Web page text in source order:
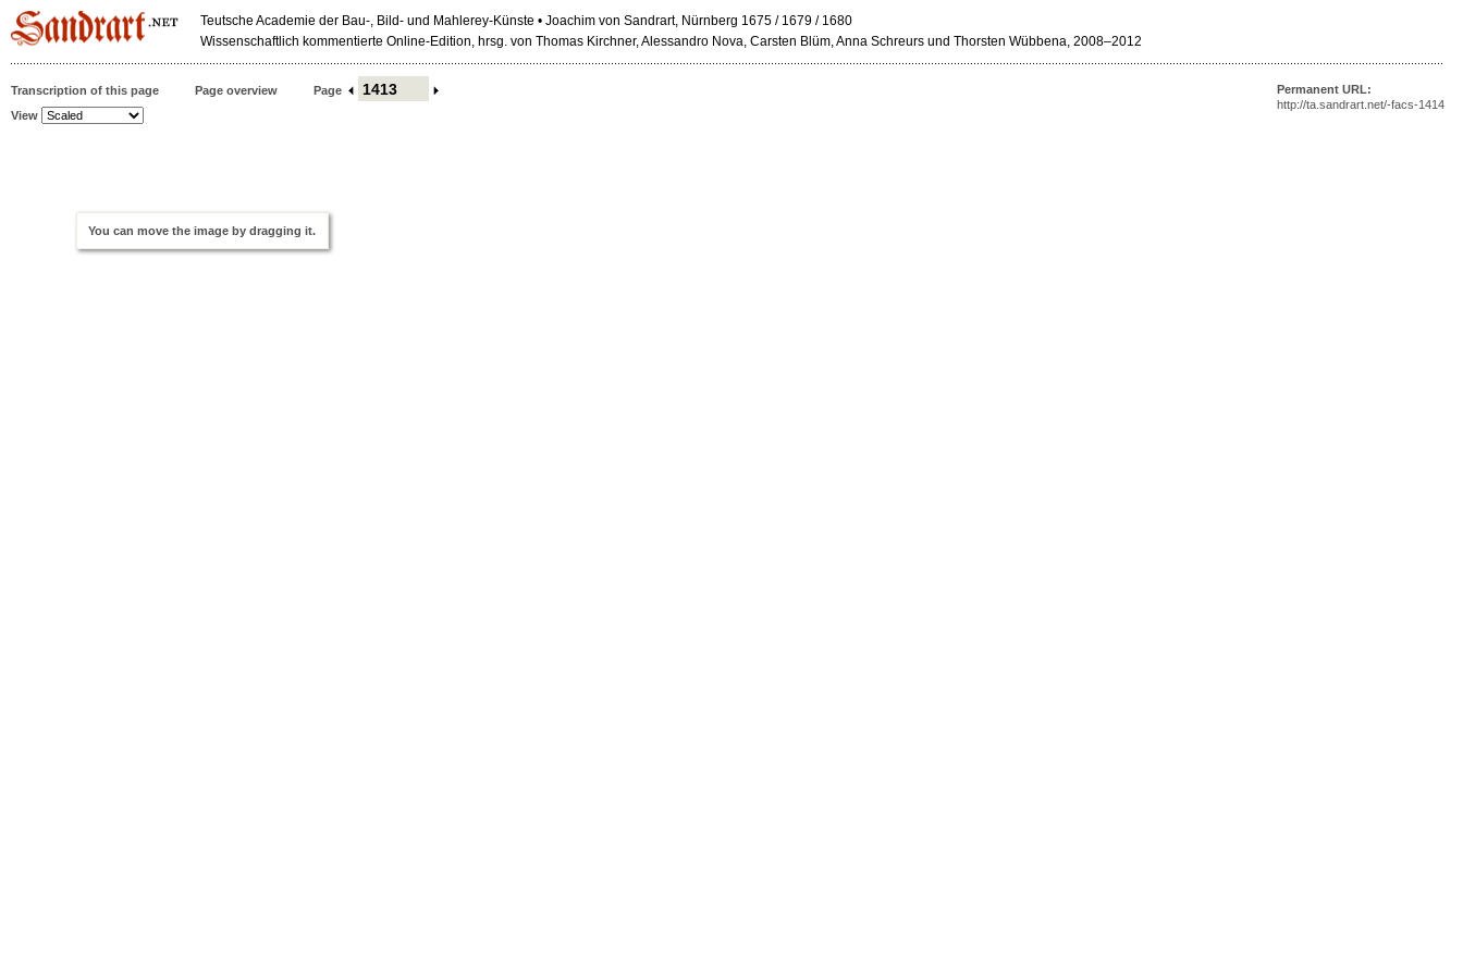
Teutsche Academie der Bau-, Bild- und Mahlerey-Künste • Joachim von Sandrart, Nürnberg 1675 / 1679 / 1680
Wissenschaftlich kommentierte Online-Edition, hrsg. von Thomas Kirchner, Alessandro Nova, Carsten Blüm, Anna Schreurs und Thorsten Wübbena, 2008–2012
Permanent URL:
http://ta.sandrart.net/-facs-1414
Transcription of this page Page overview
Page
View
You can move the image by dragging it.